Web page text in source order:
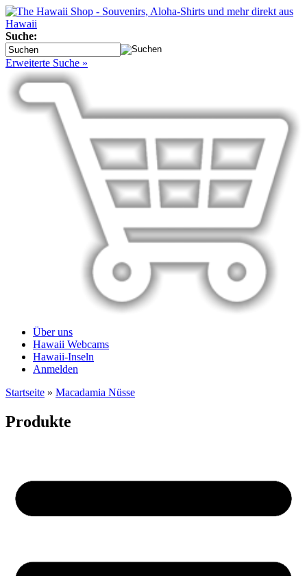
Suche:
Erweiterte Suche »
Über uns
Hawaii Webcams
Hawaii-Inseln
Anmelden
Startseite » Macadamia Nüsse
Produkte